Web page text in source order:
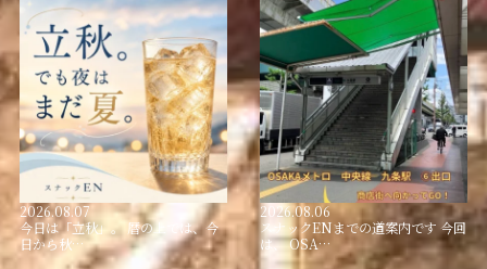
2026.08.07
今日は「立秋」。 暦の上では、今
日から秋…
2026.08.06
スナックENまでの道案内です 今回
は、 OSA…